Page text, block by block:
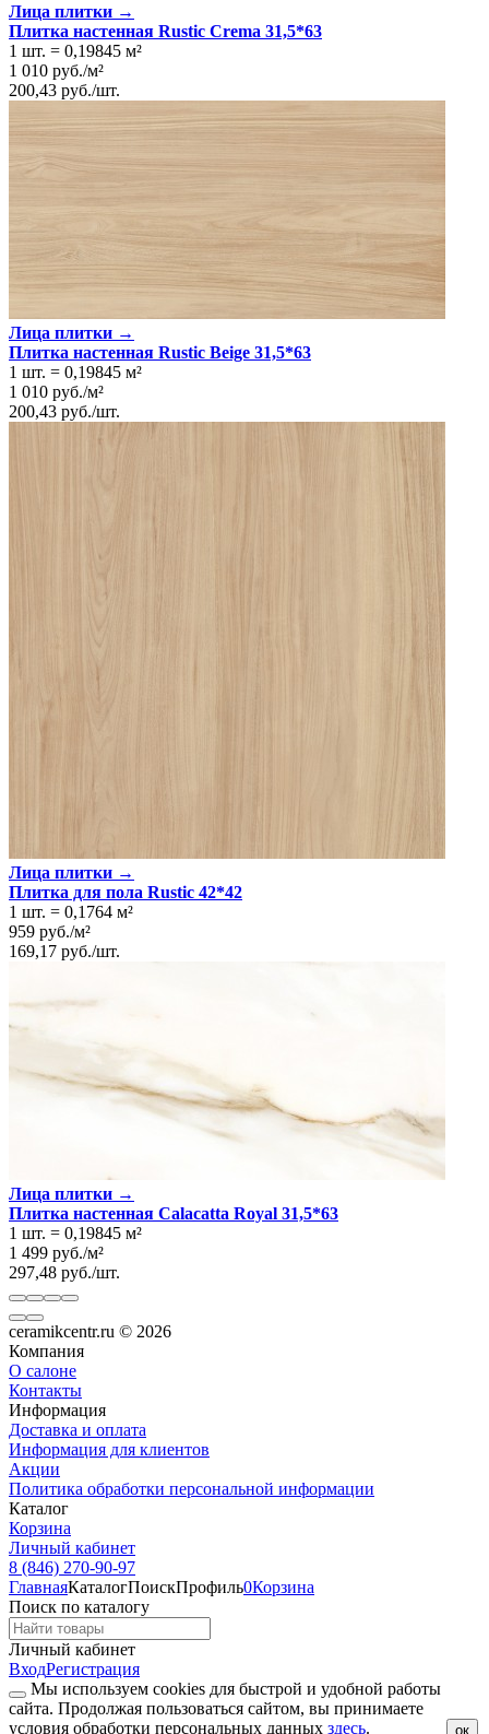
Лица плитки →
Плитка настенная Rustic Crema 31,5*63
1 шт. = 0,19845 м²
1 010 руб./м²
200,43 руб./шт.
Лица плитки →
Плитка настенная Rustic Beige 31,5*63
1 шт. = 0,19845 м²
1 010 руб./м²
200,43 руб./шт.
Лица плитки →
Плитка для пола Rustic 42*42
1 шт. = 0,1764 м²
959 руб./м²
169,17 руб./шт.
Лица плитки →
Плитка настенная Calacatta Royal 31,5*63
1 шт. = 0,19845 м²
1 499 руб./м²
297,48 руб./шт.
ceramikcentr.ru © 2026
Компания
О салоне
Контакты
Информация
Доставка и оплата
Информация для клиентов
Акции
Политика обработки персональной информации
Каталог
Корзина
Личный кабинет
8 (846) 270-90-97
ГлавнаяКаталогПоискПрофиль0Корзина
Поиск по каталогу
Личный кабинет
ВходРегистрация
Мы используем cookies для быстрой и удобной работы
сайта. Продолжая пользоваться сайтом, вы принимаете
условия обработки персональных данных здесь. ок